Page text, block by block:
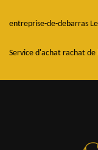
entreprise-de-debarras
Service d'achat rachat de